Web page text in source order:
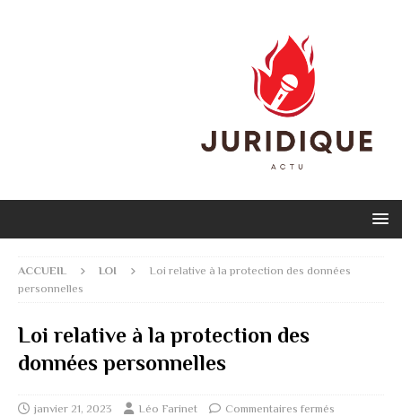
ACCUEIL LOI
Loi relative à la protection des données
personnelles
Loi relative à la protection des
données personnelles
janvier 21, 2023 Léo Farinet Commentaires fermés